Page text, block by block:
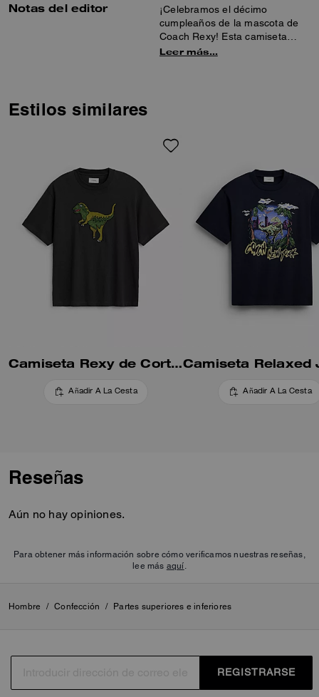
Notas del editor
¡Celebramos el décimo
cumpleaños de la mascota de
Coach Rexy! Esta camiseta
forma parte de una colección
químicos nocivos. (¡Te
Leer más…
Estilos similares
Camiseta Rexy de Corte Holgado en Algodón Orgánico
Añadir A La Cesta Añadir A La Cesta
Reseñas
Aún no hay opiniones.
Para obtener más información sobre cómo verificamos nuestras reseñas,
lee más aquí.
Hombre / Confección / Partes superiores e inferiores
REGISTRARSE